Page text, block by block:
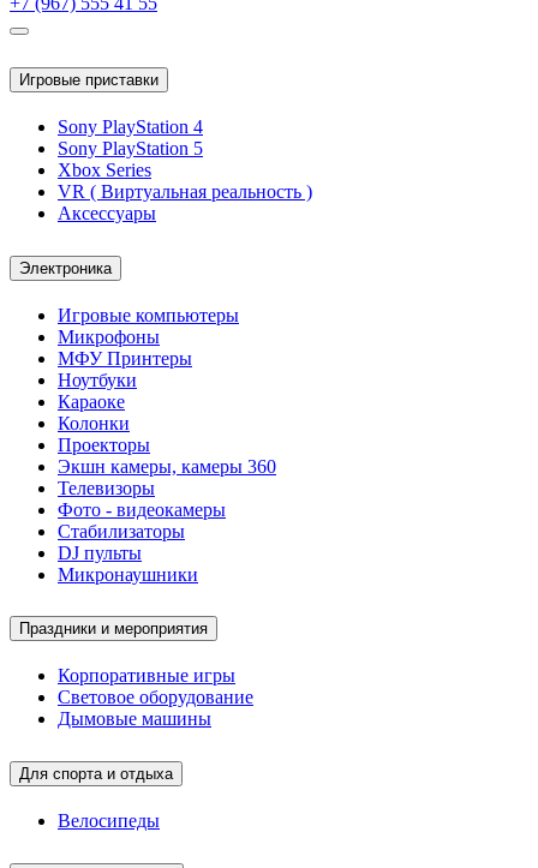
Игровые приставки
Sony PlayStation 4
Sony PlayStation 5
Xbox Series
VR ( Виртуальная реальность )
Аксессуары
Электроника
Игровые компьютеры
Микрофоны
МФУ Принтеры
Ноутбуки
Караоке
Колонки
Проекторы
Экшн камеры, камеры 360
Телевизоры
Фото - видеокамеры
Стабилизаторы
DJ пульты
Микронаушники
Праздники и мероприятия
Корпоративные игры
Световое оборудование
Дымовые машины
Для спорта и отдыха
Велосипеды